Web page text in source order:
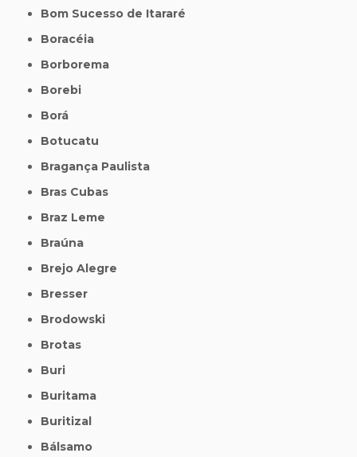
Bom Sucesso de Itararé
Boracéia
Borborema
Borebi
Borá
Botucatu
Bragança Paulista
Bras Cubas
Braz Leme
Braúna
Brejo Alegre
Bresser
Brodowski
Brotas
Buri
Buritama
Buritizal
Bálsamo